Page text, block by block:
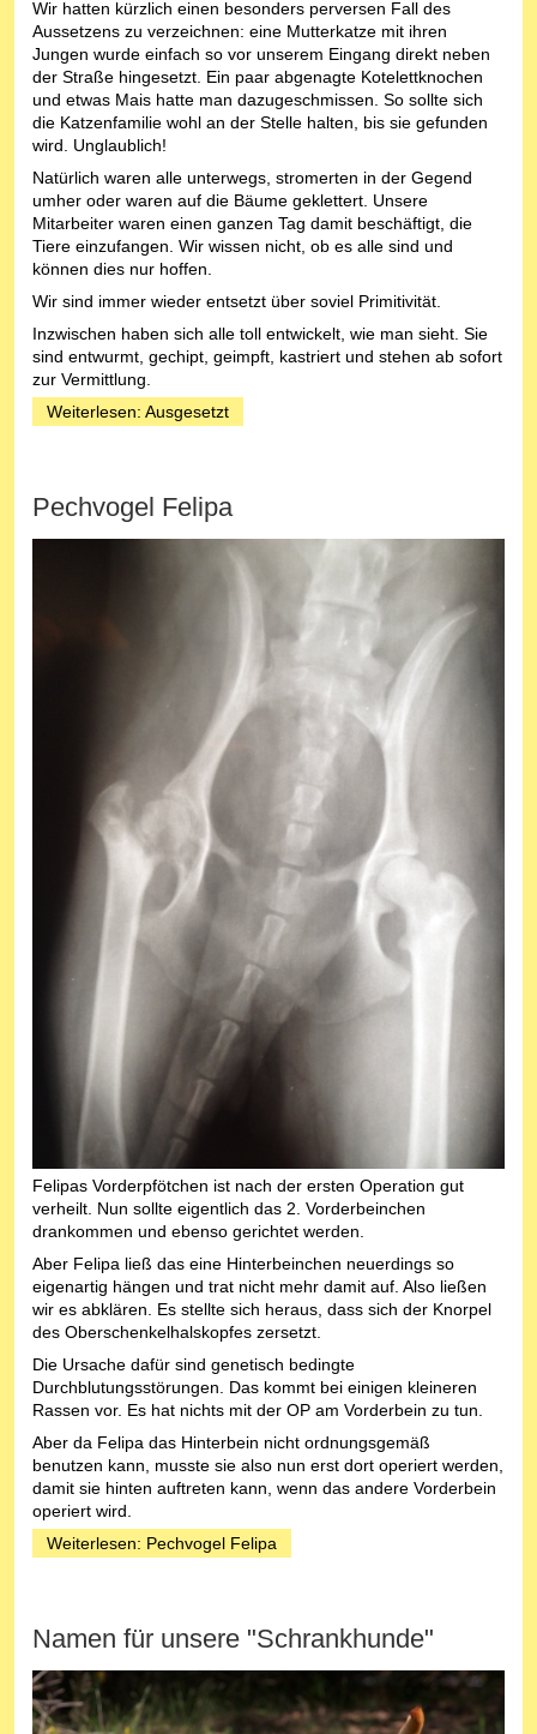
Wir hatten kürzlich einen besonders perversen Fall des
Aussetzens zu verzeichnen: eine Mutterkatze mit ihren
Jungen wurde einfach so vor unserem Eingang direkt neben
der Straße hingesetzt. Ein paar abgenagte Kotelettknochen
und etwas Mais hatte man dazugeschmissen. So sollte sich
die Katzenfamilie wohl an der Stelle halten, bis sie gefunden
wird. Unglaublich!
Natürlich waren alle unterwegs, stromerten in der Gegend
umher oder waren auf die Bäume geklettert. Unsere
Mitarbeiter waren einen ganzen Tag damit beschäftigt, die
Tiere einzufangen. Wir wissen nicht, ob es alle sind und
können dies nur hoffen.
Wir sind immer wieder entsetzt über soviel Primitivität.
Inzwischen haben sich alle toll entwickelt, wie man sieht. Sie
sind entwurmt, gechipt, geimpft, kastriert und stehen ab sofort
zur Vermittlung.
Weiterlesen: Ausgesetzt
Pechvogel Felipa
Felipas Vorderpfötchen ist nach der ersten Operation gut
verheilt. Nun sollte eigentlich das 2. Vorderbeinchen
drankommen und ebenso gerichtet werden.
Aber Felipa ließ das eine Hinterbeinchen neuerdings so
eigenartig hängen und trat nicht mehr damit auf. Also ließen
wir es abklären. Es stellte sich heraus, dass sich der Knorpel
des Oberschenkelhalskopfes zersetzt.
Die Ursache dafür sind genetisch bedingte
Durchblutungsstörungen. Das kommt bei einigen kleineren
Rassen vor. Es hat nichts mit der OP am Vorderbein zu tun.
Aber da Felipa das Hinterbein nicht ordnungsgemäß
benutzen kann, musste sie also nun erst dort operiert werden,
damit sie hinten auftreten kann, wenn das andere Vorderbein
operiert wird.
Weiterlesen: Pechvogel Felipa
Namen für unsere "Schrankhunde"